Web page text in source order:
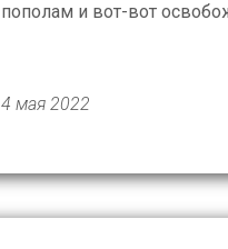
пополам и вот-вот
4 мая 2022